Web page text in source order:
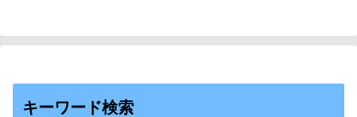
キーワード検索